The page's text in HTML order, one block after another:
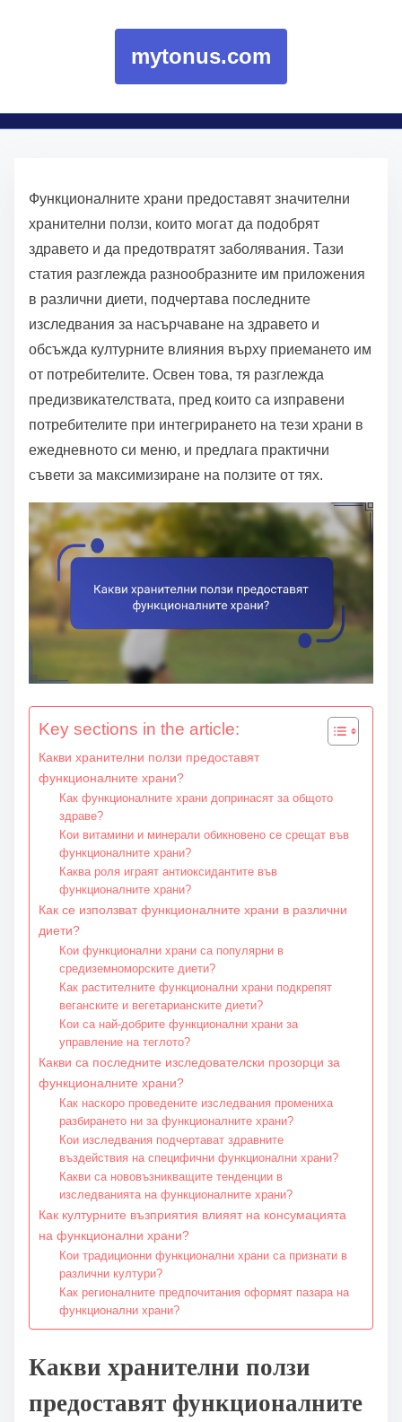
mytonus.com
Функционалните храни предоставят значителни
хранителни ползи, които могат да подобрят
здравето и да предотвратят заболявания. Тази
статия разглежда разнообразните им приложения
в различни диети, подчертава последните
изследвания за насърчаване на здравето и
обсъжда културните влияния върху приемането им
от потребителите. Освен това, тя разглежда
предизвикателствата, пред които са изправени
потребителите при интегрирането на тези храни в
ежедневното си меню, и предлага практични
съвети за максимизиране на ползите от тях.
Key sections in the article:
Какви хранителни ползи предоставят
функционалните храни?
Как функционалните храни допринасят за общото
здраве?
Кои витамини и минерали обикновено се срещат във
функционалните храни?
Каква роля играят антиоксидантите във
функционалните храни?
Как се използват функционалните храни в различни
диети?
Кои функционални храни са популярни в
средиземноморските диети?
Как растителните функционални храни подкрепят
веганските и вегетарианските диети?
Кои са най-добрите функционални храни за
управление на теглото?
Какви са последните изследователски прозорци за
функционалните храни?
Как наскоро проведените изследвания промениха
разбирането ни за функционалните храни?
Кои изследвания подчертават здравните
въздействия на специфични функционални храни?
Какви са нововъзникващите тенденции в
изследванията на функционалните храни?
Как културните възприятия влияят на консумацията
на функционални храни?
Кои традиционни функционални храни са признати в
различни култури?
Как регионалните предпочитания оформят пазара на
функционални храни?
Какви хранителни ползи
предоставят функционалните